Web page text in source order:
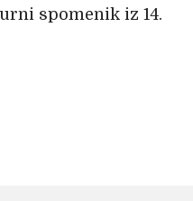
spomenik iz 14.